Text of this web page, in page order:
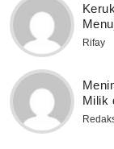
Rifay
Milik